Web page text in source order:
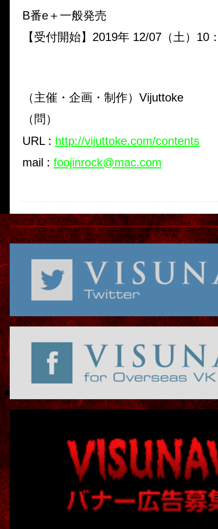
B番e＋一般発売
【受付開始】2019年 12/07（土）10
（主催・企画・制作）Vijuttoke
（問）
URL : http://vijuttoke.com/contents
mail : foojinrock@mac.com